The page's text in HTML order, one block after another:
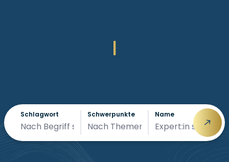
|
Schlagwort Schwerpunkte Name